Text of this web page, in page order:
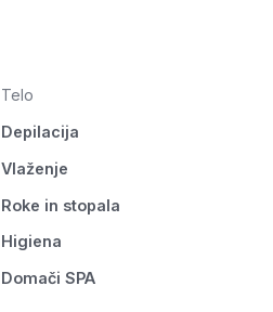
Telo
Depilacija
Vlaženje
Roke in stopala
Higiena
Domači SPA